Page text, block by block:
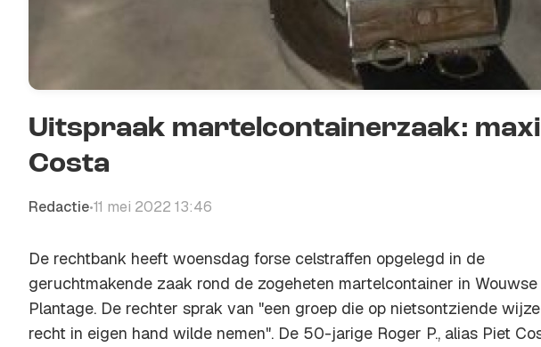
Uitspraak martelcontainerzaak:
Costa
Redactie•11 mei 2022 13:46
De rechtbank heeft woensdag forse celstraffen opgelegd in de
geruchtmakende zaak rond de zogeheten martelcontainer in Wouwse
Plantage. De rechter sprak van "een groep die op nietsontziende
recht in eigen hand wilde nemen". De 50-jarige Roger P., alias Piet